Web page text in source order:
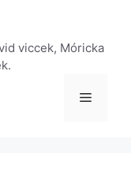
viccek, Móricka
Menü